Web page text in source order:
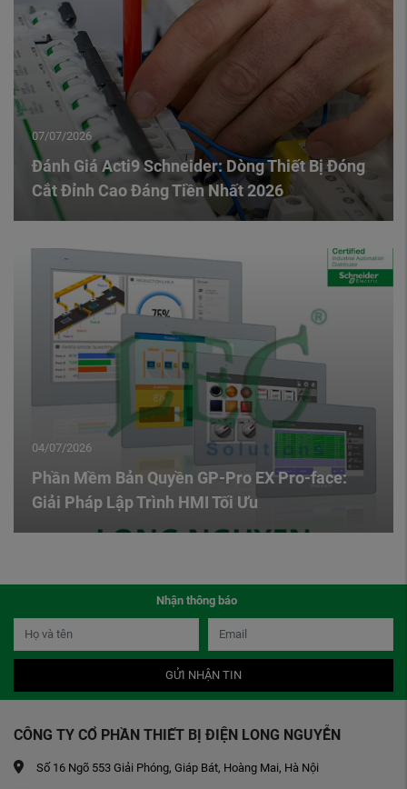
07/07/2026
Đánh Giá Acti9 Schneider: Dòng Thiết Bị Đóng
Cắt Đỉnh Cao Đáng Tiền Nhất 2026
04/07/2026
Phần Mềm Bản Quyền GP-Pro EX Pro-face:
Giải Pháp Lập Trình HMI Tối Ưu
Nhận thông báo
GỬI NHẬN TIN
CÔNG TY CỔ PHẦN THIẾT BỊ ĐIỆN LONG NGUYỄN
Số 16 Ngõ 553 Giải Phóng, Giáp Bát, Hoàng Mai, Hà Nội